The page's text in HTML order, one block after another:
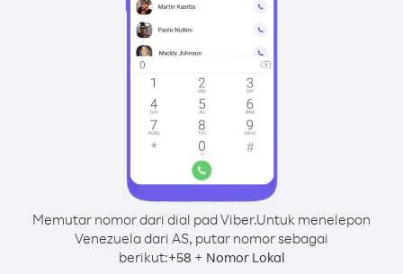
Memutar nomor dari dial pad Viber.Untuk menelepon
Venezuela dari AS, putar nomor sebagai
berikut:+58 + Nomor Lokal